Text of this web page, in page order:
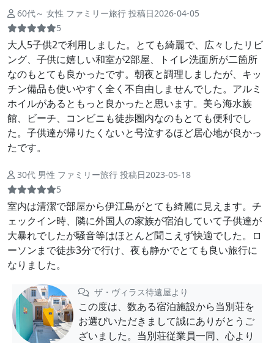
60代～ 女性 ファミリー旅行 投稿日2026-04-05
5
大人5子供2で利用しました。とても綺麗で、広々したリビ
ング、子供に嬉しい和室が2部屋、トイレ洗面所が二箇所
なのもとても良かったです。朝夜と調理しましたが、キッ
チン備品も使いやすく全く不自由しませんでした。アルミ
ホイルがあるともっと良かったと思います。美ら海水族
館、ビーチ、コンビニも徒歩圏内なのもとても便利でし
た。子供達が帰りたくないと号泣するほど居心地が良かっ
たです。
30代 男性 ファミリー旅行 投稿日2023-05-18
5
室内は清潔で部屋から伊江島がとても綺麗に見えます。チ
ェックイン時、隣に外国人の家族が宿泊していて子供達が
大暴れでしたが騒音等はほとんど聞こえず快適でした。ロ
ーソンまで徒歩3分で行け、夜も静かでとても良い旅行に
なりました。
ザ・ヴィラス待遠屋より
この度は、数ある宿泊施設から当別荘を
お選びいただきまして誠にありがとうご
ざいました。当別荘従業員一同、心より